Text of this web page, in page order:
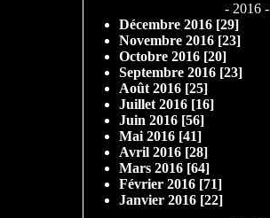
- 2016 -
Décembre 2016 [29]
Novembre 2016 [23]
Octobre 2016 [20]
Septembre 2016 [23]
Août 2016 [25]
Juillet 2016 [16]
Juin 2016 [56]
Mai 2016 [41]
Avril 2016 [28]
Mars 2016 [64]
Février 2016 [71]
Janvier 2016 [22]